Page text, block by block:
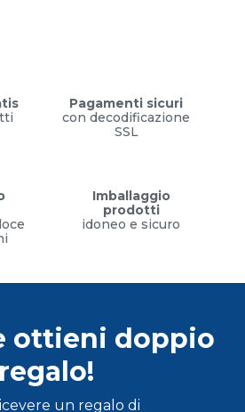
Pagamenti sicuri
con decodificazione
SSL
Imballaggio
prodotti
idoneo e sicuro
ottieni doppio
regalo!
un regalo di